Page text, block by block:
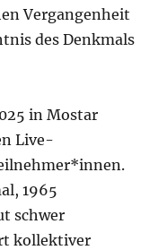
Vergangenheit
des Denkmals
in Mostar
Live-
1965
schwer
kollektiver